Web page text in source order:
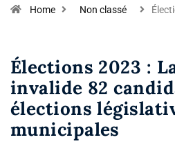
Home Non classé
Élections 2023 :
invalide 82
élections
municipales